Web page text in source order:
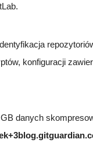
konfiguracji
danych